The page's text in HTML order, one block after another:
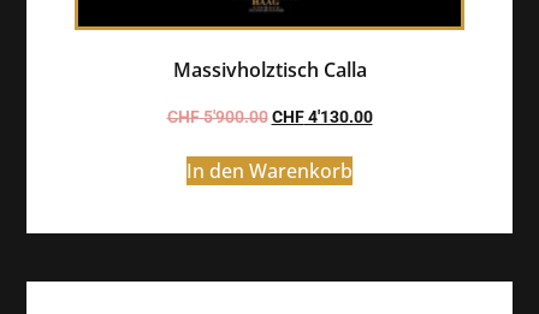
Massivholztisch Calla
CHF5'900.00 CHF4'130.00
In den Warenkorb